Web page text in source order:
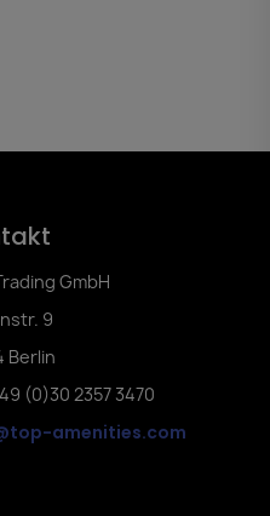
GmbH
9
Berlin
(0)30 2357 3470
amenities.com